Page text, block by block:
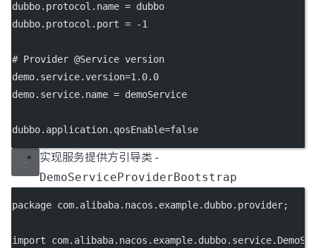
dubbo.protocol.name = dubbo
dubbo.protocol.port = -1
# Provider @Service version
demo.service.version=1.0.0
demo.service.name = demoService
dubbo.application.qosEnable=false
实现服务提供方引导类 -
DemoServiceProviderBootstrap
package com.alibaba.nacos.example.dubbo.provider;
import